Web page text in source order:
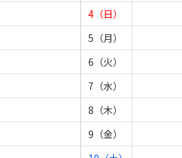
4（日）
5（月）
6（火）
7（水）
8（木）
9（金）